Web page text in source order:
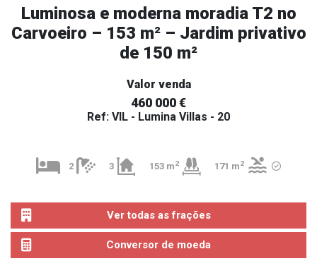
Luminosa e moderna moradia T2 no
Carvoeiro – 153 m² – Jardim privativo
de 150 m²
Valor venda
460 000 €
Ref: VIL - Lumina Villas - 20
2 3 153 m2 171 m2
Ver todas as frações
Conversor de moeda